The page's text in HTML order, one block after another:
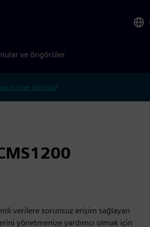
ve öngörüler
ister misiniz?
verilere sorunsuz erişim sağlayan
yönetmenize yardımcı olmak için